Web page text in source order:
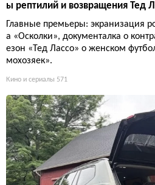
ы рептилий и возвращения Тед
Главные премьеры: экранизация
а «Осколки», документалка о
езон «Тед Лассо» о женском
мохозяек».
Кино и сериалы 571